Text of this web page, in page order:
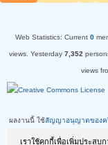
เราใช้คุกกี้เพื่อเพิ่มประสบ
Web Statistics: Current 0
views. Yesterday 7,352
views
ผลงานนี้ ใช้สัญญาอนุญาตของค